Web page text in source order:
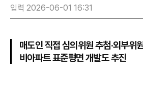
입력 2026-06-01 16:31
매도인 직접 심의위원 추첨·외부
비아파트 표준평면 개발도 추진